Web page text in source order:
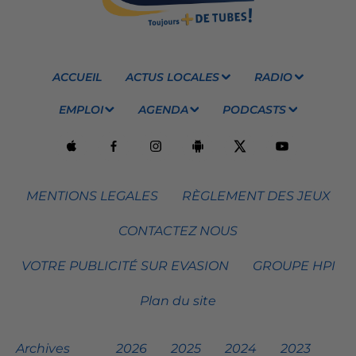
ACCUEIL ACTUS LOCALES RADIO
EMPLOI AGENDA PODCASTS
MENTIONS LEGALES RÈGLEMENT DES JEUX
CONTACTEZ NOUS
VOTRE PUBLICITÉ SUR EVASION GROUPE HPI
Plan du site
Archives 2026 2025 2024 2023